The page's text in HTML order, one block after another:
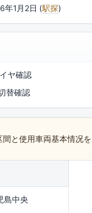
年1月2日 (駅探)
ヤ確認
替確認
と使用車両基本情况
島中央